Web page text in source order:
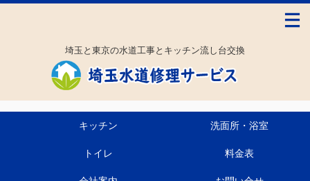
埼玉と東京の水道工事とキッチン流し台交換
キッチン 洗面所・浴室
トイレ 料金表